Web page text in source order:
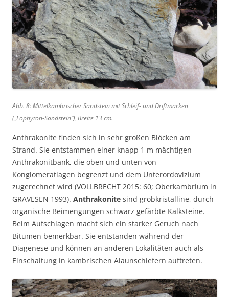
Abb. 8: Mittelkambrischer Sandstein mit Schleif- und Driftmarken
(„Eophyton-Sandstein“), Breite 13 cm.
Anthrakonite finden sich in sehr großen Blöcken am
Strand. Sie entstammen einer knapp 1 m mächtigen
Anthrakonitbank, die oben und unten von
Konglomeratlagen begrenzt und dem Unterordovizium
zugerechnet wird (VOLLBRECHT 2015: 60; Oberkambrium in
GRAVESEN 1993). Anthrakonite sind grobkristalline, durch
organische Beimengungen schwarz gefärbte Kalksteine.
Beim Aufschlagen macht sich ein starker Geruch nach
Bitumen bemerkbar. Sie entstanden während der
Diagenese und können an anderen Lokalitäten auch als
Einschaltung in kambrischen Alaunschiefern auftreten.